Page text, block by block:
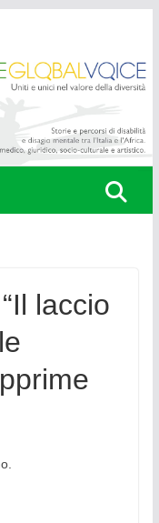
laccio